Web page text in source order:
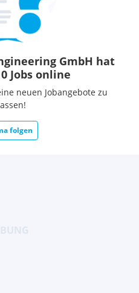
GmbH hat
Jobs online
neuen Jobangebote zu
folgen